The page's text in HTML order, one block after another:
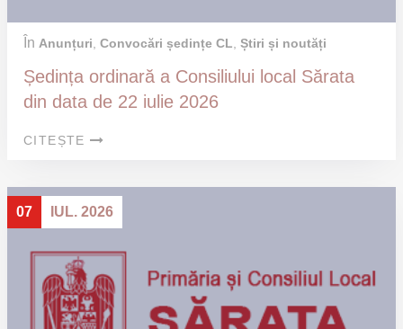
În Anunțuri Convocări ședințe CL Știri și noutăți
Ședința ordinară a Consiliului local Sărata
din data de 22 iulie 2026
CITEȘTE
07 IUL. 2026